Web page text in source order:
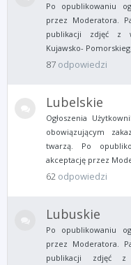
Po opublikowaniu
przez Moderatora.
publikacji zdjęć z
Kujawsko-
87 odpowiedzi
Lubelskie
Ogłoszenia
obowiązującym
twarzą. Po
akceptację przez
62 odpowiedzi
Lubuskie
Po opublikowaniu
przez Moderatora.
publikacji zdjęć z